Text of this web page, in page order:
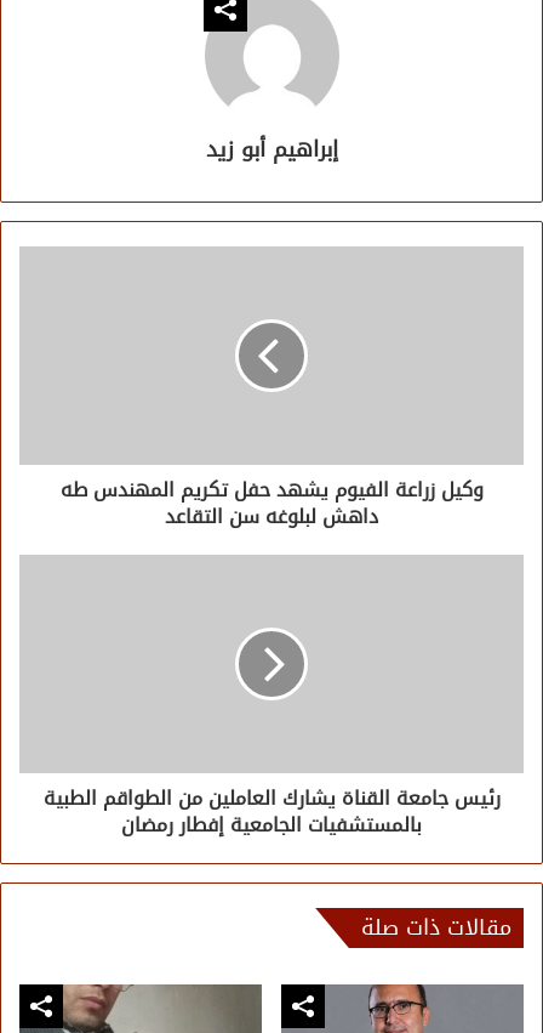
إبراهيم أبو زيد
وكيل زراعة الفيوم يشهد حفل تكريم المهندس طه
داهش لبلوغه سن التقاعد
رئيس جامعة القناة يشارك العاملين من الطواقم الطبية
بالمستشفيات الجامعية إفطار رمضان
مقالات ذات صلة